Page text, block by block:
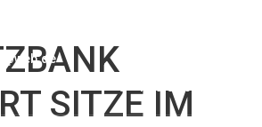
+49(0)89 55 00 18 88
SITZE IM